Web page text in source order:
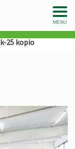
MENU
k-25 kopio